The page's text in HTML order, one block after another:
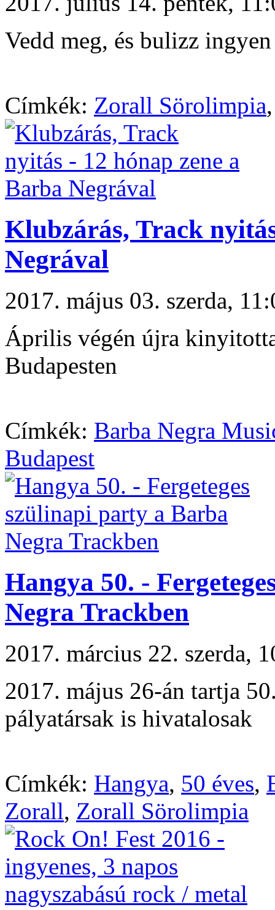
Vedd meg, és bulizz
Címkék: Zorall Sörolimpia
Klubzárás, Track
Negrával
2017. május 03. szerda,
Április végén újra
Budapesten
Címkék: Barba Negra
Budapest
Hangya 50. -
Negra Trackben
2017. március 22. szerda,
2017. május 26-án tartja
pályatársak is hivatalosak
Címkék: Hangya, 50 éves,
Zorall, Zorall Sörolimpia